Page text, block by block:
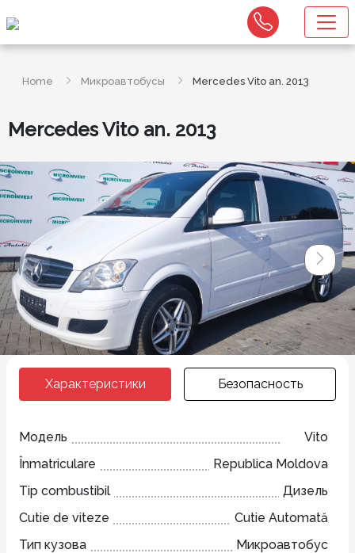
Home Микроавтобусы Mercedes Vito an. 2013
Mercedes Vito an. 2013
Характеристики Безопасность
Модель
Vito
Înmatriculare
Republica Moldova
Tip combustibil
Дизель
Cutie de viteze
Cutie Automată
Тип кузова
Микроавтобус